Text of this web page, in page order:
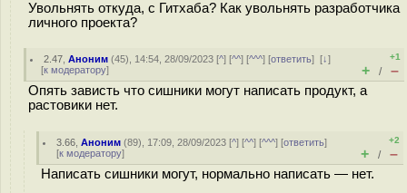
Увольнять откуда, с Гитхаба? Как увольнять разработчика
личного проекта?
2.47 ,Аноним (45), 14:54, 28/09/2023 [^] [^^] [^^^] [ответить][↓]
[к модератору]
+1
+ / –
Опять зависть что сишники могут написать продукт, а
растовики нет.
3.66 ,Аноним (89), 17:09, 28/09/2023 [^] [^^] [^^^] [ответить]
[к модератору]
+2
+ / –
Написать сишники могут, нормально написать — нет.